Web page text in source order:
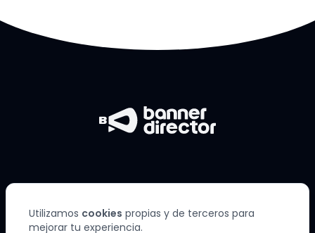
Utilizamos cookies propias y de terceros para
mejorar tu experiencia.